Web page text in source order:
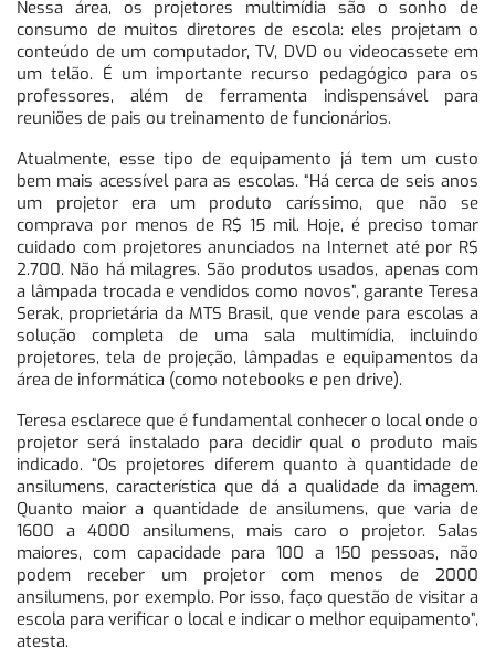
Nessa área, os projetores multimídia são o sonho de
consumo de muitos diretores de escola: eles projetam o
conteúdo de um computador, TV, DVD ou videocassete em
um telão. É um importante recurso pedagógico para os
professores, além de ferramenta indispensável para
reuniões de pais ou treinamento de funcionários.
Atualmente, esse tipo de equipamento já tem um custo
bem mais acessível para as escolas. “Há cerca de seis anos
um projetor era um produto caríssimo, que não se
comprava por menos de R$ 15 mil. Hoje, é preciso tomar
cuidado com projetores anunciados na Internet até por R$
2.700. Não há milagres. São produtos usados, apenas com
a lâmpada trocada e vendidos como novos”, garante Teresa
Serak, proprietária da MTS Brasil, que vende para escolas a
solução completa de uma sala multimídia, incluindo
projetores, tela de projeção, lâmpadas e equipamentos da
área de informática (como notebooks e pen drive).
Teresa esclarece que é fundamental conhecer o local onde o
projetor será instalado para decidir qual o produto mais
indicado. “Os projetores diferem quanto à quantidade de
ansilumens, característica que dá a qualidade da imagem.
Quanto maior a quantidade de ansilumens, que varia de
1600 a 4000 ansilumens, mais caro o projetor. Salas
maiores, com capacidade para 100 a 150 pessoas, não
podem receber um projetor com menos de 2000
ansilumens, por exemplo. Por isso, faço questão de visitar a
escola para verificar o local e indicar o melhor equipamento”,
atesta.